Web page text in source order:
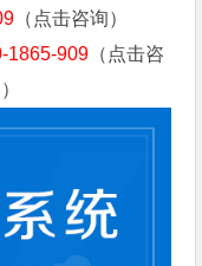
（点击咨询）
1865-909 （点击咨